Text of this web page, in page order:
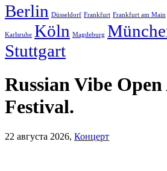
Berlin Düsseldorf Frankfurt Frankfurt am Main
Karlsruhe Köln Magdeburg
Stuttgart
Russian Vibe
Festival.
22 августа 2026, Концерт